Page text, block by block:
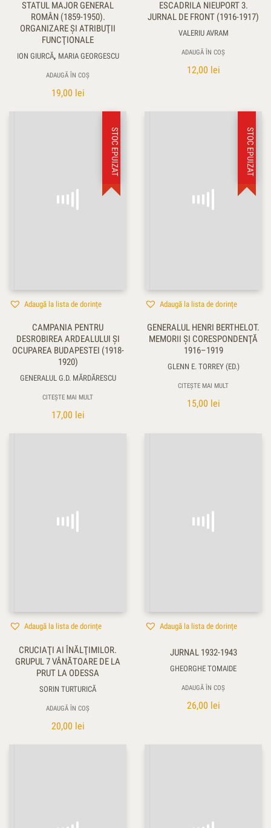
STATUL MAJOR GENERAL
ROMÂN (1859-1950).
ORGANIZARE ŞI ATRIBUŢII
FUNCŢIONALE
ION GIURCĂ, MARIA GEORGESCU
ADAUGĂ ÎN COȘ
19,00 lei
ESCADRILA NIEUPORT 3.
JURNAL DE FRONT (1916-1917)
VALERIU AVRAM
ADAUGĂ ÎN COȘ
12,00 lei
STOC EPUIZAT
Adaugă la lista de dorințe
CAMPANIA PENTRU
DESROBIREA ARDEALULUI ŞI
OCUPAREA BUDAPESTEI (1918-
1920)
GENERALUL G.D. MĂRDĂRESCU
CITEȘTE MAI MULT
17,00 lei
STOC EPUIZAT
Adaugă la lista de dorințe
GENERALUL HENRI BERTHELOT.
MEMORII ŞI CORESPONDENŢĂ
1916–1919
GLENN E. TORREY (ED.)
CITEȘTE MAI MULT
15,00 lei
Adaugă la lista de dorințe
CRUCIAŢI AI ÎNĂLŢIMILOR.
GRUPUL 7 VÂNĂTOARE DE LA
PRUT LA ODESSA
SORIN TURTURICĂ
ADAUGĂ ÎN COȘ
20,00 lei
Adaugă la lista de dorințe
JURNAL 1932-1943
GHEORGHE TOMAIDE
ADAUGĂ ÎN COȘ
26,00 lei